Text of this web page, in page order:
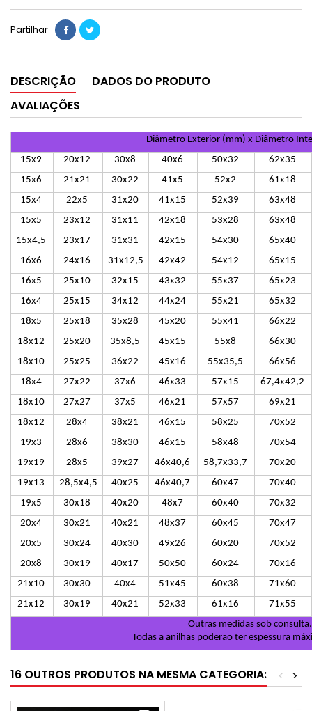
Partilhar
DESCRIÇÃO
DADOS DO PRODUTO
AVALIAÇÕES
Diâmetro Exterior (mm) x Diâmetro
15x9
20x12 30x8 40x6 50x32
62x35
15x6
21x21 30x22 41x5 52x2
61x18
15x4
22x5 31x20 41x15 52x39
63x48
15x5
23x12 31x11 42x18 53x28
63x48
15x4,5
23x17 31x31 42x15 54x30
65x40
16x6
24x16 31x12,5 42x42 54x12
65x15
16x5
25x10 32x15 43x32 55x37
65x23
16x4
25x15 34x12 44x24 55x21
65x32
18x5
25x18 35x28 45x20 55x41
66x22
18x12
25x20 35x8,5 45x15 55x8
66x30
18x10
25x25 36x22 45x16 55x35,5
66x56
18x4
27x22 37x6 46x33 57x15
67,4x42,2
18x10
27x27 37x5 46x21 57x57
69x21
18x12
28x4 38x21 46x15 58x25
70x52
19x3
28x6 38x30 46x15 58x48
70x54
19x19
28x5 39x27 46x40,6 58,7x33,7
70x20
19x13
28,5x4,5 40x25 46x40,7 60x47
70x40
19x5
30x18 40x20 48x7 60x40
70x32
20x4
30x21 40x21 48x37 60x45
70x47
20x5
30x24 40x30 49x26 60x20
70x52
20x8
30x19 40x17 50x50 60x24
70x16
21x10
30x30 40x4 51x45 60x38
71x60
21x12
30x19 40x21 52x33 61x16
71x55
Outras medidas sob consulta.
Todas a anilhas poderão ter espessura
16 OUTROS PRODUTOS NA MESMA CATEGORIA: >
<